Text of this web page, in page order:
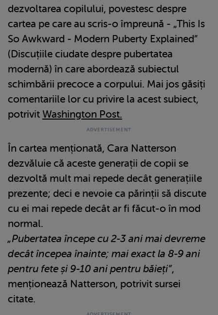
dezvoltarea copilului, povestesc despre
cartea pe care au scris-o împreună - „This Is
So Awkward - Modern Puberty Explained”
(Discuțiile ciudate despre pubertatea
modernă) în care abordează subiectul
schimbării precoce a corpului. Mai jos găsiți
comentariile lor cu privire la acest subiect,
potrivit Washington Post.
În cartea menționată, Cara Natterson
dezvăluie că aceste generații de copii se
dezvoltă mult mai repede decât generațiile
prezente; deci e nevoie ca părinții să discute
cu ei mai repede decât ar fi făcut-o în mod
normal.
„Pubertatea începe cu 2-3 ani mai devreme
decât începea înainte; mai exact la 8-9 ani
pentru fete și 9-10 ani pentru băieți”,
menționează Natterson, potrivit sursei
citate.